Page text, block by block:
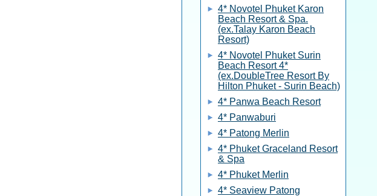
4* Novotel Phuket Karon
Beach Resort & Spa.
(ex.Talay Karon Beach
Resort)
4* Novotel Phuket Surin
Beach Resort 4*
(ex.DoubleTree Resort By
Hilton Phuket - Surin Beach)
4* Panwa Beach Resort
4* Panwaburi
4* Patong Merlin
4* Phuket Graceland Resort
& Spa
4* Phuket Merlin
4* Seaview Patong